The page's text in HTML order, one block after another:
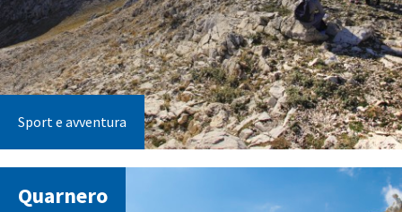
Sport e avventura
Quarnero